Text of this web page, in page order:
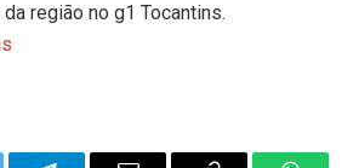
região no g1 Tocantins.